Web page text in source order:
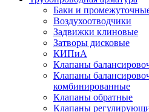
Баки и
Воздухоотводчики
Задвижки клиновые
Затворы дисковые
КИПиА
Клапаны
Клапаны
комбинированные
Клапаны обратные
Клапаны